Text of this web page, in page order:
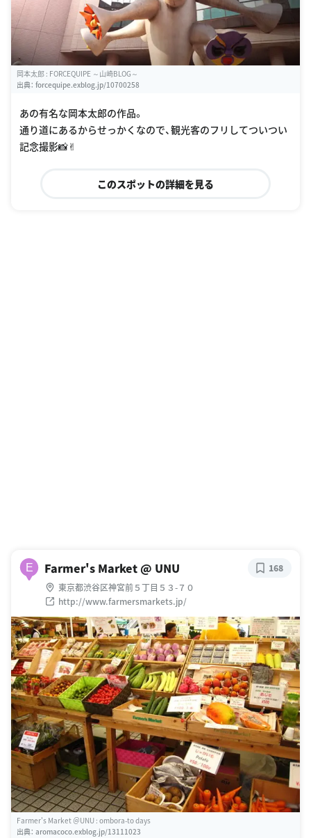
岡本太郎 : FORCEQUIPE ～山崎BLOG～
出典： forcequipe.exblog.jp/10700258
あの有名な岡本太郎の作品。
通り道にあるからせっかくなので、観光客のフリしてついつい
記念撮影📸✌︎
このスポットの詳細を見る
E Farmer's Market @ UNU
東京都渋谷区神宮前５丁目５３-７０
http://www.farmersmarkets.jp/
168
Farmer's Market ＠UNU : ombora-to days
出典： aromacoco.exblog.jp/13111023